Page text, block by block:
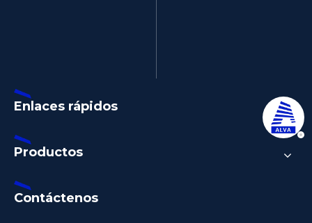
Enlaces rápidos
Productos
Contáctenos